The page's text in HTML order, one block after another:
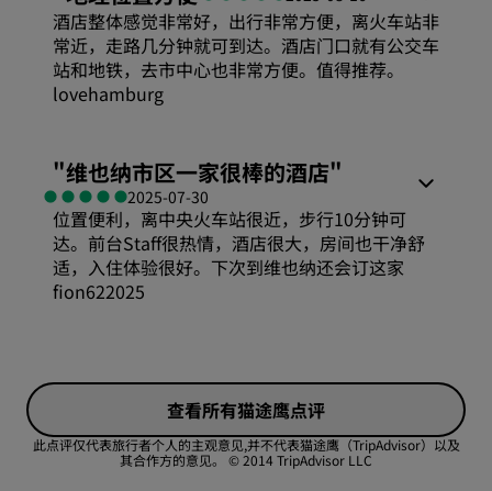
卫生
性价比
位置
卫生
酒店整体感觉非常好，出行非常方便，离火车站非
常近，走路几分钟就可到达。酒店门口就有公交车
站和地铁，去市中心也非常方便。值得推荐。
lovehamburg
性价比
睡眠质量
"维也纳市区一家很棒的酒店"
2025-07-30
位置便利，离中央火车站很近，步行10分钟可
达。前台Staff很热情，酒店很大，房间也干净舒
适，入住体验很好。下次到维也纳还会订这家
fion622025
查看所有猫途鹰点评
此点评仅代表旅行者个人的主观意见,并不代表猫途鹰（TripAdvisor）以及
其合作方的意见。
© 2014 TripAdvisor LLC